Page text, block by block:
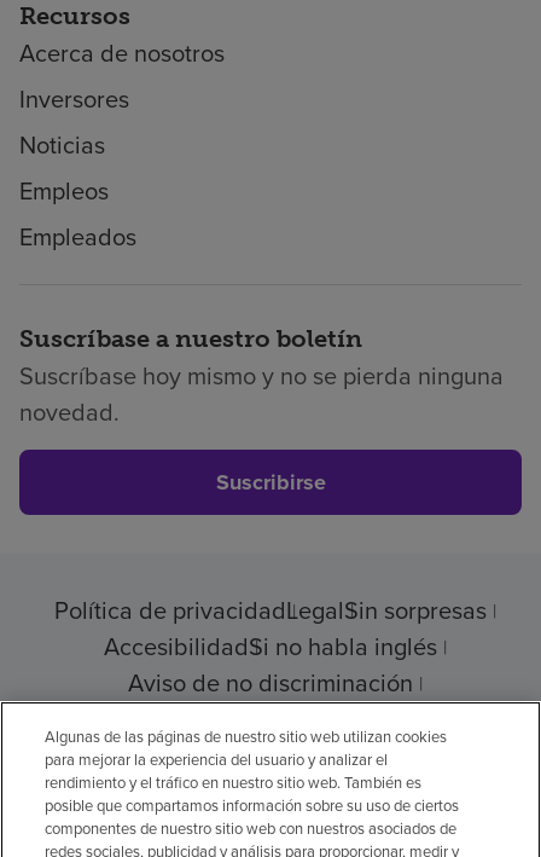
Recursos
Acerca de nosotros
Inversores
Noticias
Empleos
Empleados
Suscríbase a nuestro boletín
Suscríbase hoy mismo y no se pierda ninguna
novedad.
Suscribirse
Política de privacidadLegalSin sorpresas
AccesibilidadSi no habla inglés
Aviso de no discriminación
© 2026 Encompass Health Corporation
Algunas de las páginas de nuestro sitio web utilizan cookies
para mejorar la experiencia del usuario y analizar el
rendimiento y el tráfico en nuestro sitio web. También es
posible que compartamos información sobre su uso de ciertos
componentes de nuestro sitio web con nuestros asociados de
redes sociales, publicidad y análisis para proporcionar, medir y